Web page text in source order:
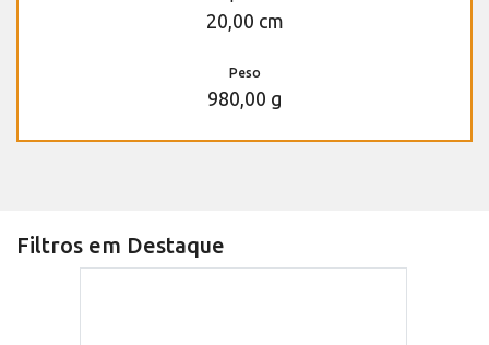
20,00 cm
Peso
980,00 g
Filtros em Destaque